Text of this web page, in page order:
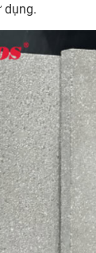
dụng.